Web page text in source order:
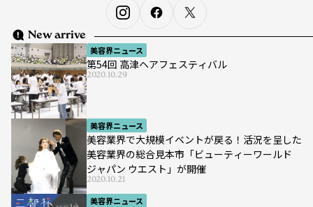
New arrive
美容界ニュース
第54回 高津ヘアフェスティバル
2020.10.29
美容界ニュース
美容業界で大規模イベントが戻る！活況を呈した
美容業界の総合見本市「ビューティーワールド
ジャパン ウエスト」が開催
2020.10.21
美容界ニュース